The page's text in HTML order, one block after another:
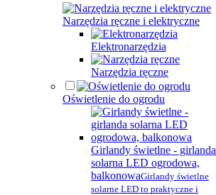
Narzędzia ręczne i elektryczne
Elektronarzędzia
Narzędzia ręczne
Oświetlenie do ogrodu
Girlandy świetlne - girlanda
solarna LED ogrodowa,
balkonowaGirlandy świetlne
solarne LED to praktyczne i